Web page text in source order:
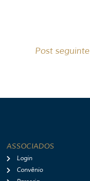
Post seguinte
ASSOCIADOS
Login
Convênio